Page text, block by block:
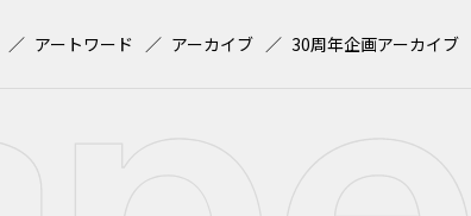
アートワード アーカイブ 30周年企画アーカイブ